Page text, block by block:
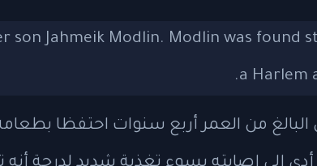
البالغ من العمر أربع سنوات احتفظا